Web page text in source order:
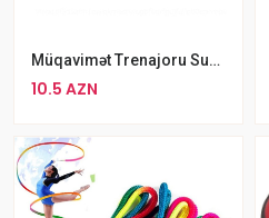
Müqavimət Trenajoru Sunlin
10.5 AZN